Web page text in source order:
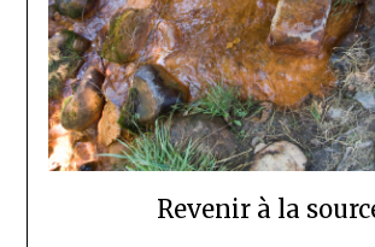
Revenir à la